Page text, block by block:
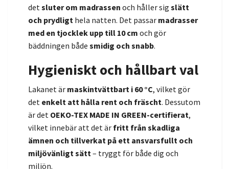
detsluter om madrassen och håller sig slätt
och prydligt hela natten. Det passar madrasser
med en tjocklek upp till 10 cm och gör
bäddningen både smidig och snabb.
Hygieniskt och hållbart val
Lakanet är maskintvättbart i 60 °C, vilket gör
det enkelt att hålla rent och fräscht. Dessutom
är det OEKO-TEX MADE IN GREEN-certifierat,
vilket innebär att det är fritt från skadliga
ämnen och tillverkat på ett ansvarsfullt och
miljövänligt sätt– tryggt för både dig och
miljön.